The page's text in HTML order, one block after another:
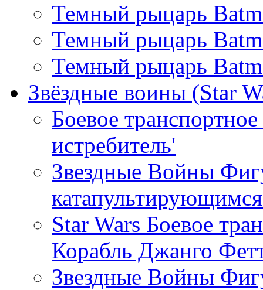
Темный рыцарь
Темный рыцарь
Темный рыцарь
Звёздные воины (Star
Боевое
истребитель'
Звездные Войны
Star Wars Боевое
Корабль Джанго
Звездные Войны